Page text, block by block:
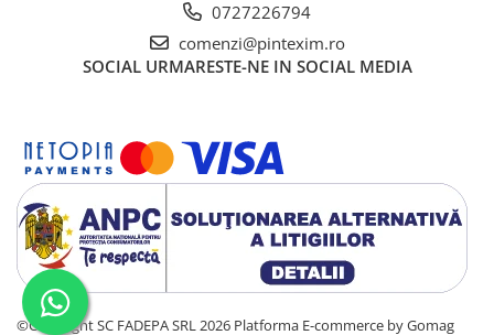
Markere evidentiatoare text
Markere permanente
Markere flipchart
Markere vopsea / creta lichida
Markere speciale pentru desen
Markere textile
Pixuri si rezerve
Stilouri
0727226794
comenzi@pintexim.ro
SOCIAL URMARESTE-NE IN SOCIAL MEDIA
©Copyright SC FADEPA SRL 2026 Platforma E-commerce by Gomag